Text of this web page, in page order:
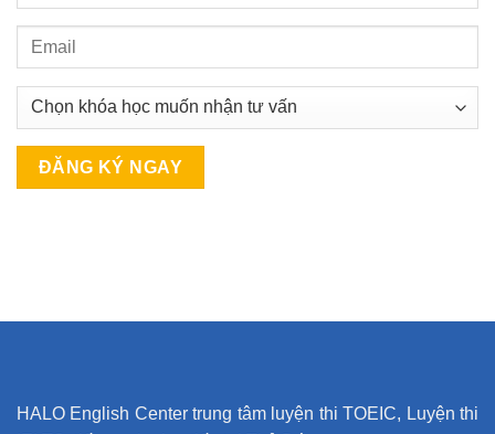
HALO English Center trung tâm luyện thi TOEIC, Luyện thi